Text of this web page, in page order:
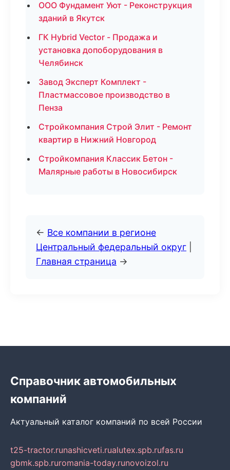
ООО Фундамент Уют - Реконструкция
зданий в Якутск
ГК Hybrid Vector - Продажа и
установка допоборудования в
Челябинск
Завод Эксперт Комплект -
Пластмассовое производство в
Пенза
Стройкомпания Строй Элит - Ремонт
квартир в Нижний Новгород
Стройкомпания Классик Бетон -
Малярные работы в Новосибирск
← Все компании в регионе
Центральный федеральный округ
Главная страница →
Справочник автомобильных
компаний
Актуальный каталог компаний по всей России
t25-tractor.runashicveti.rualutex.spb.rufas.ru
gbmk.spb.ruromania-today.runovoizol.ru